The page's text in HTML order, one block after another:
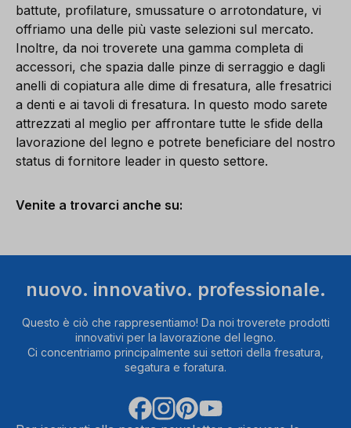
battute, profilature, smussature o arrotondature, vi
offriamo una delle più vaste selezioni sul mercato.
Inoltre, da noi troverete una gamma completa di
accessori, che spazia dalle pinze di serraggio e dagli
anelli di copiatura alle dime di fresatura, alle fresatrici
a denti e ai tavoli di fresatura. In questo modo sarete
attrezzati al meglio per affrontare tutte le sfide della
lavorazione del legno e potrete beneficiare del nostro
status di fornitore leader in questo settore.
Venite a trovarci anche su:
nuovo. innovativo. professionale.
Questo è ciò che rappresentiamo! Da noi troverete prodotti
innovativi per la lavorazione del legno.
Ci concentriamo principalmente sui settori della fresatura,
segatura e foratura.